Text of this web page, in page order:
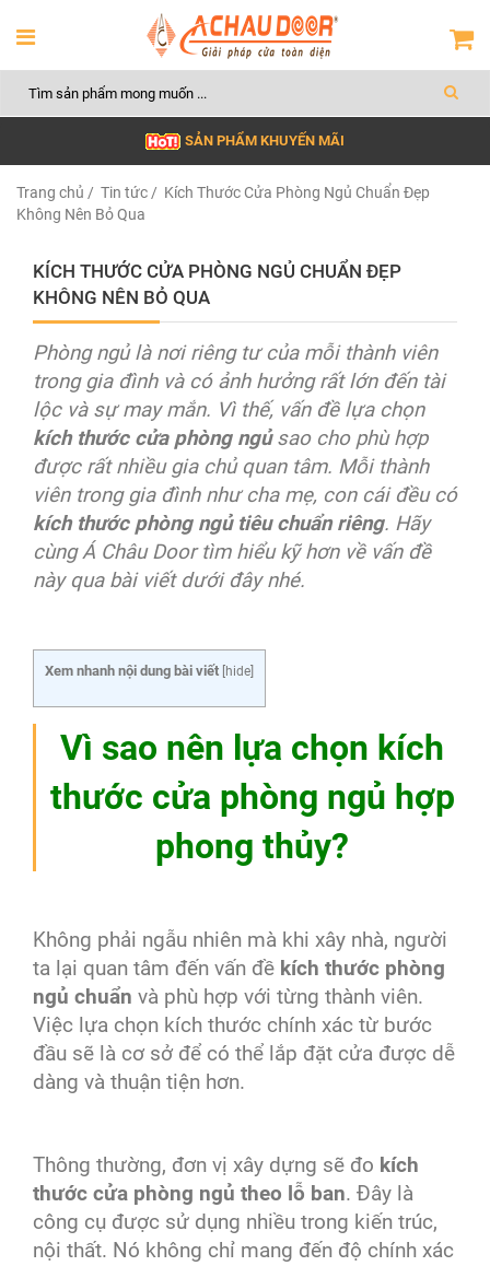
SẢN PHẨM KHUYẾN MÃI
Trang chủ / Tin tức / Kích Thước Cửa Phòng Ngủ Chuẩn Đẹp
Không Nên Bỏ Qua
KÍCH THƯỚC CỬA PHÒNG NGỦ CHUẨN ĐẸP
KHÔNG NÊN BỎ QUA
Phòng ngủ là nơi riêng tư của mỗi thành viên
trong gia đình và có ảnh hưởng rất lớn đến tài
lộc và sự may mắn. Vì thế, vấn đề lựa chọn
kích thước cửa phòng ngủsao cho phù hợp
được rất nhiều gia chủ quan tâm. Mỗi thành
viên trong gia đình như cha mẹ, con cái đều có
kích thước phòng ngủ tiêu chuẩn riêng. Hãy
cùng Á Châu Door tìm hiểu kỹ hơn về vấn đề
này qua bài viết dưới đây nhé.
Xem nhanh nội dung bài viết hide
Vì sao nên lựa chọn kích
thước cửa phòng ngủ hợp
phong thủy?
Không phải ngẫu nhiên mà khi xây nhà, người
ta lại quan tâm đến vấn đề kích thước phòng
ngủ chuẩn và phù hợp với từng thành viên.
Việc lựa chọn kích thước chính xác từ bước
đầu sẽ là cơ sở để có thể lắp đặt cửa được dễ
dàng và thuận tiện hơn.
Thông thường, đơn vị xây dựng sẽ đo kích
thước cửa phòng ngủ theo lỗ ban. Đây là
công cụ được sử dụng nhiều trong kiến trúc,
nội thất. Nó không chỉ mang đến độ chính xác